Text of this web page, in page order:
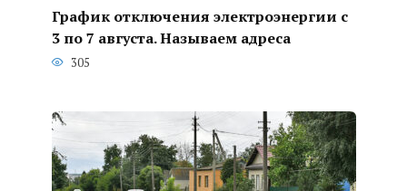
График отключения электроэнергии с
3 по 7 августа. Называем адреса
305